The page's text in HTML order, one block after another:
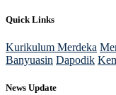
Quick Links
Kurikulum Merdeka
Banyuasin Dapodik
News Update